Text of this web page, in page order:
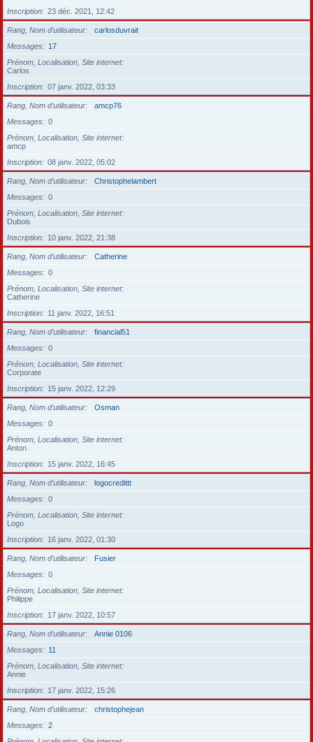
Inscription
23 déc. 2021, 12:42
Rang, Nom d’utilisateur
carlosduvrait
Messages
17
Prénom, Localisation, Site internet
Carlos
Inscription
07 janv. 2022, 03:33
Rang, Nom d’utilisateur
amcp76
Messages
0
Prénom, Localisation, Site internet
amcp
Inscription
08 janv. 2022, 05:02
Rang, Nom d’utilisateur
Christophelambert
Messages
0
Prénom, Localisation, Site internet
Dubois
Inscription
10 janv. 2022, 21:38
Rang, Nom d’utilisateur
Catherine
Messages
0
Prénom, Localisation, Site internet
Catherine
Inscription
11 janv. 2022, 16:51
Rang, Nom d’utilisateur
financial51
Messages
0
Prénom, Localisation, Site internet
Corporate
Inscription
15 janv. 2022, 12:29
Rang, Nom d’utilisateur
Osman
Messages
0
Prénom, Localisation, Site internet
Anton
Inscription
15 janv. 2022, 16:45
Rang, Nom d’utilisateur
logocredittt
Messages
0
Prénom, Localisation, Site internet
Logo
Inscription
16 janv. 2022, 01:30
Rang, Nom d’utilisateur
Fusier
Messages
0
Prénom, Localisation, Site internet
Philippe
Inscription
17 janv. 2022, 10:57
Rang, Nom d’utilisateur
Annie 0106
Messages
11
Prénom, Localisation, Site internet
Annie
Inscription
17 janv. 2022, 15:26
Rang, Nom d’utilisateur
christophejean
Messages
2